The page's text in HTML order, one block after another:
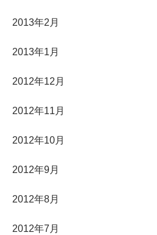
2013年2月
2013年1月
2012年12月
2012年11月
2012年10月
2012年9月
2012年8月
2012年7月